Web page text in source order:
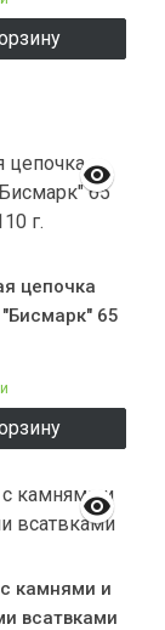
цепочка
65
110 г.
камнями и
всатвками